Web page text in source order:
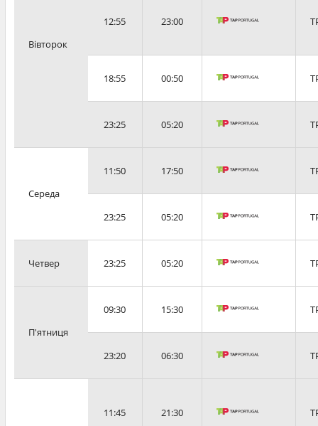
Вівторок
12:55 23:00
18:55 00:50
23:25 05:20
Середа
11:50 17:50
23:25 05:20
Четвер 23:25 05:20
П'ятниця
09:30 15:30
23:20 06:30
11:45 21:30